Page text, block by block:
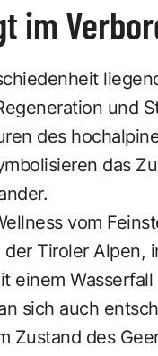
im
und
des
das
vom
Tiroler
einem
sich auch
Zustand des